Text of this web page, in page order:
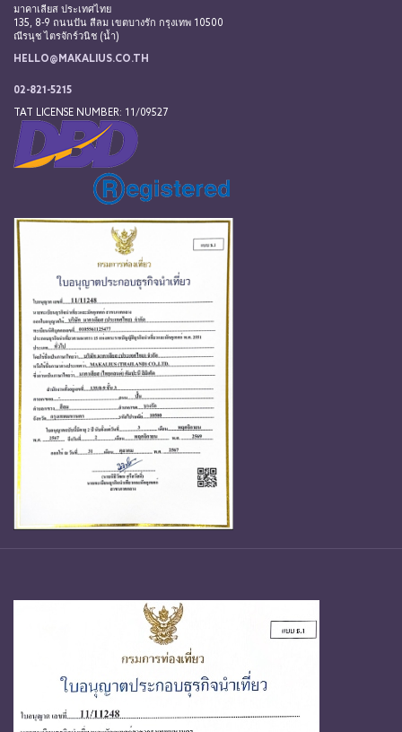
มาคาเลียส ประเทศไทย
135, 8-9 ถนนปัน สีลม เขตบางรัก กรุงเทพ 10500
ณีรนุช ไตรจักร์วนิช (น้ำ)
HELLO@MAKALIUS.CO.TH
02-821-5215
TAT LICENSE NUMBER: 11/09527